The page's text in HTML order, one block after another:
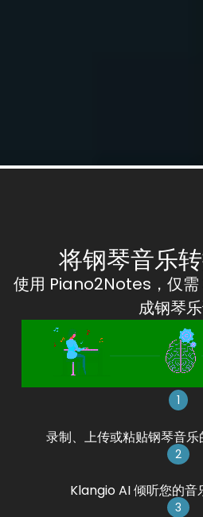
将钢琴音乐
使用 Piano2Notes，仅需
成钢琴
1
录制、上传或粘贴钢琴音乐
2
Klangio AI 倾听您的音
3